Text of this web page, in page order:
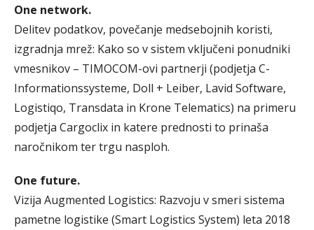
One network.
Delitev podatkov, povečanje medsebojnih koristi,
izgradnja mrež: Kako so v sistem vključeni ponudniki
vmesnikov – TIMOCOM-ovi partnerji (podjetja C-
Informationssysteme, Doll + Leiber, Lavid Software,
Logistiqo, Transdata in Krone Telematics) na primeru
podjetja Cargoclix in katere prednosti to prinaša
naročnikom ter trgu nasploh.
One future.
Vizija Augmented Logistics: Razvoju v smeri sistema
pametne logistike (Smart Logistics System) leta 2018